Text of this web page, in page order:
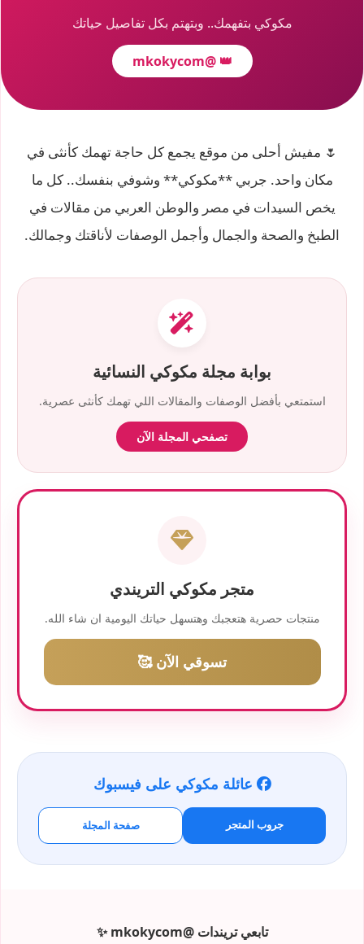
مكوكي بتفهمك.. وبتهتم بكل تفاصيل حياتك
👑
@mkokycom
🌷 مفيش أحلى من موقع يجمع كل حاجة تهمك كأنثى في
مكان واحد. جربي **مكوكي** وشوفي بنفسك.. كل ما
يخص السيدات في مصر والوطن العربي من مقالات في
الطبخ والصحة والجمال وأجمل الوصفات لأناقتك وجمالك.
بوابة مجلة مكوكي النسائية
استمتعي بأفضل الوصفات والمقالات اللي تهمك كأنثى عصرية.
تصفحي المجلة الآن
متجر مكوكي التريندي
منتجات حصرية هتعجبك وهتسهل حياتك اليومية ان شاء الله.
تسوقي الآن 🥰
عائلة مكوكي على فيسبوك
جروب المتجر صفحة المجلة
تابعي تريندات @mkokycom ✨